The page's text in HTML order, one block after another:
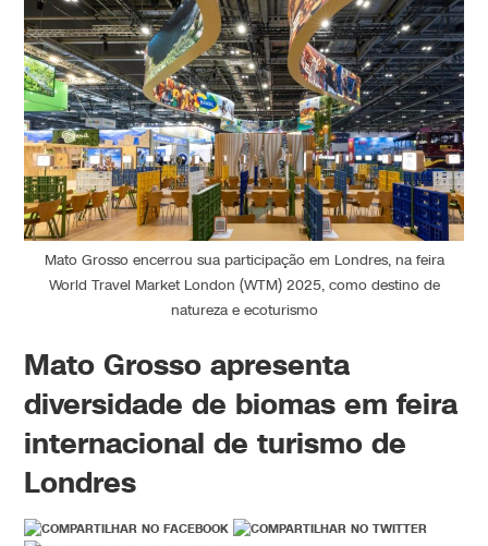
Mato Grosso encerrou sua participação em Londres, na feira
World Travel Market London (WTM) 2025, como destino de
natureza e ecoturismo
Mato Grosso apresenta
diversidade de biomas em feira
internacional de turismo de
Londres